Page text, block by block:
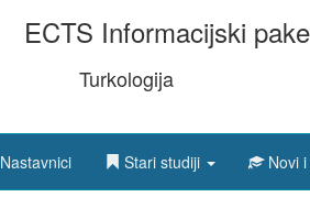
ECTS Informacijski
Turkologija
Nastavnici Stari studiji Novi